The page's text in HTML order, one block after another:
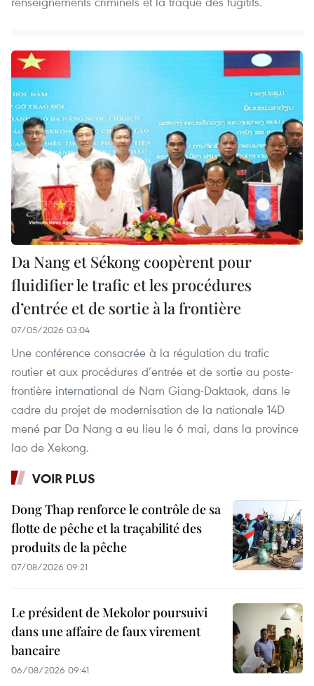
Da Nang et Sékong coopèrent pour
fluidifier le trafic et les procédures
d’entrée et de sortie à la frontière
07/05/2026 03:04
Une conférence consacrée à la régulation du trafic
routier et aux procédures d’entrée et de sortie au poste-
frontière international de Nam Giang-Daktaok, dans le
cadre du projet de modernisation de la nationale 14D
mené par Da Nang a eu lieu le 6 mai, dans la province
lao de Xekong.
VOIR PLUS
Dong Thap renforce le contrôle de sa
flotte de pêche et la traçabilité des
produits de la pêche
07/08/2026 09:21
Le président de Mekolor poursuivi
dans une affaire de faux virement
bancaire
06/08/2026 09:41